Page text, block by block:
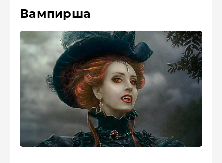
Вампирша